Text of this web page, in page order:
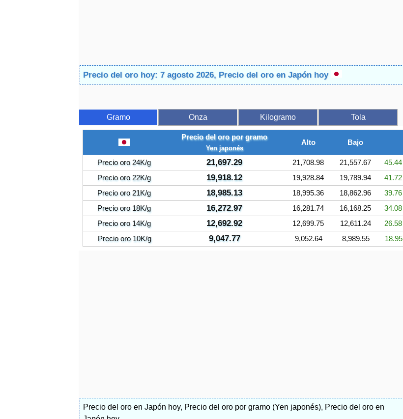
Precio del oro hoy: 7 agosto 2026, Precio del oro en Japón hoy
Gramo Onza Kilogramo Tola
Precio del oro por gramo
Yen japonés
Alto Bajo
Precio oro 24K/g 21,697.29 21,708.98 21,557.67
45.44
Precio oro 22K/g
19,918.12 19,928.84 19,789.94
41.72
Precio oro 21K/g
18,985.13 18,995.36 18,862.96
39.76
Precio oro 18K/g
16,272.97 16,281.74 16,168.25
34.08
Precio oro 14K/g
12,692.92 12,699.75 12,611.24
26.58
Precio oro 10K/g
9,047.77 9,052.64 8,989.55 18.95
Precio del oro en Japón hoy, Precio del oro por gramo (Yen japonés), Precio del oro en